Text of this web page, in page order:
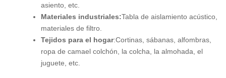
asiento, etc.
Materiales industriales:Tabla de aislamiento acústico,
materiales de filtro.
Tejidos para el hogar:Cortinas, sábanas, alfombras,
ropa de camael colchón, la colcha, la almohada, el
juguete, etc.